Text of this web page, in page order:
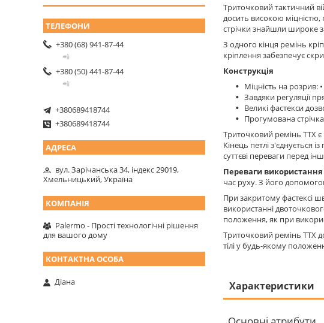
Триточковий тактичний
досить високою міцністю,
стрічки знайшли широке
З одного кінця ремінь
кріплення забезпечує
Конструкція
Міцність на розрив:
Завдяки регуляції
Великі фастекси
Прогумована
Триточковий ремінь ТТХ є
Кінець петлі з'єднується
суттєві переваги перед
Переваги використання
час руху. З його
При закритому фастексі
використанні
положення, як при
Триточковий ремінь ТТХ
тілі у будь-якому
Характеристики
+380 (68) 941-87-44
📲
+380 (50) 441-87-44
📲
+380689418744
+380689418744
вул. Зарічанська 34, індекс 29019,
Хмельницький, Україна
Palermo - Прості технологічні рішення
для вашого дому
Діана